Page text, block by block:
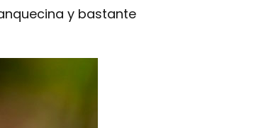
y bastante